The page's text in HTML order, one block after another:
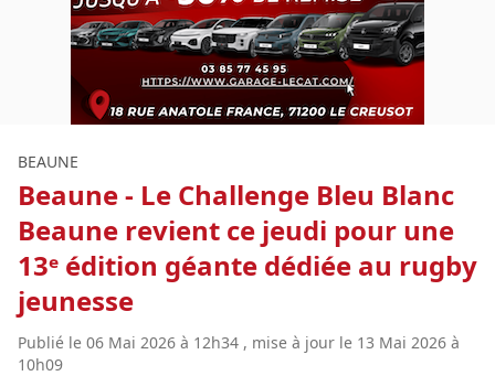
BEAUNE
Beaune - Le Challenge Bleu Blanc
Beaune revient ce jeudi pour une
13ᵉ édition géante dédiée au rugby
jeunesse
Publié le 06 Mai 2026 à 12h34 , mise à jour le 13 Mai 2026 à
10h09